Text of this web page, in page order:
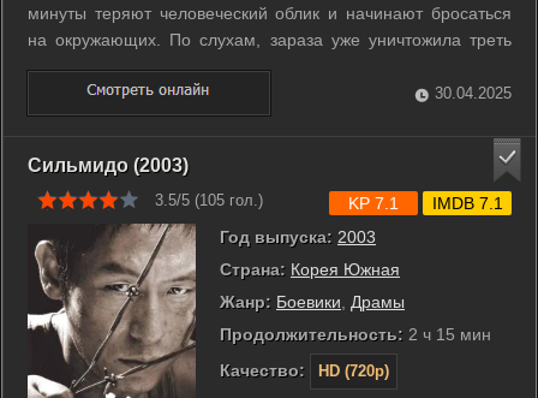
минуты теряют человеческий облик и начинают бросаться
на окружающих. По слухам, зараза уже уничтожила треть
населения Северной Кореи. Мужчина приходит в себя в
номере отеля и не может ничего вспомнить, даже
собственное имя. Он получает звонок - ...
30.04.2025
Сильмидо (2003)
3.5/5 (105 гол.)
Год выпуска: 2003
Страна: Корея Южная
Жанр: Боевики
Драмы
Продолжительность: 2 ч 15 мин
Качество:
HD (720p)
KP 7.1 IMDB 7.1